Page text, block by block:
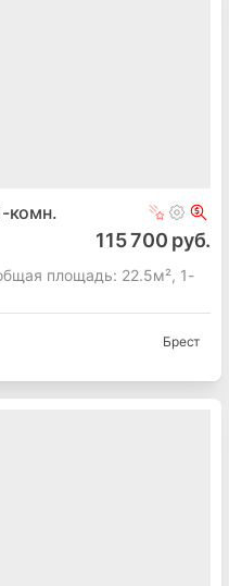
-комн.
115 700 руб.
площадь: 22.5м², 1-
Брест